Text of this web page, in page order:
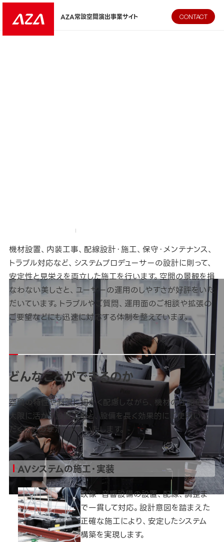
AZA CORPORATION（株式会社エージーエーコーポレーショ
AZA常設空間演出事業サイト CONTACT
対応領域
施工・保守メンテナンス
機材設置、内装工事、配線設計・施工、保守・メンテナンス、
トラブル対応など、システムプロデューサーの設計に則って、
安定性と見栄えを両立した施工を行います。空間の景観を損
なわない美しさと、ユーザーの運用のしやすさが好評をいた
だいています。トラブルやご質問、運用面のご相談や拡張の
ご要望などにも迅速に対応する体制を整えています。
どんなことができるのか
空間の特性や制限に細かく配慮しながら、機材の性能を最
大限に活かす設置工事と、設備を長く効果的にご使用いた
だくためのサポートをいたします。
AVシステムの施工・実装
映像・音響設備の設置、配線、調整ま
で一貫して対応。設計意図を踏まえた
正確な施工により、安定したシステム
構築を実現します。